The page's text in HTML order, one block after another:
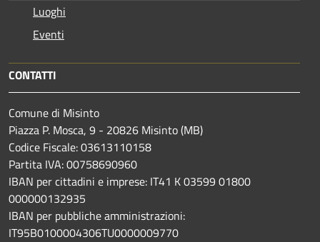
Luoghi
Eventi
CONTATTI
Comune di Misinto
Piazza P. Mosca, 9 - 20826 Misinto (MB)
Codice Fiscale: 03613110158
Partita IVA: 00758690960
IBAN per cittadini e imprese: IT41 K 03599 01800
000000132935
IBAN per pubbliche amministrazioni:
IT95B0100004306TU0000009770